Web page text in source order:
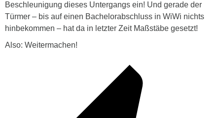
Beschleunigung dieses Untergangs ein! Und gerade der
Türmer – bis auf einen Bachelorabschluss in WiWi nichts
hinbekommen – hat da in letzter Zeit Maßstäbe gesetzt!
Also: Weitermachen!